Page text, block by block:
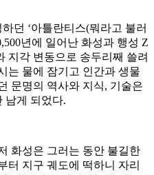
던 ‘아틀란티스(뭐라고 불러
년에 일어난 화성과 행성 Z
지각 변동으로 송두리째 쓸려
는 물에 잠기고 인간과 생물
문명의 역사와 지식, 기술은
남게 되었다.
화성은 그러는 동안 불길한
터 지구 궤도에 떡하니 자리